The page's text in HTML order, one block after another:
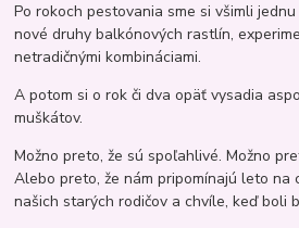
Po rokoch pestovania sme si všimli
nové druhy balkónových rastlín,
netradičnými kombináciami.
A potom si o rok či dva opäť vysadia
muškátov.
Možno preto, že sú spoľahlivé. Možno
Alebo preto, že nám pripomínajú leto na
našich starých rodičov a chvíle, keď boli